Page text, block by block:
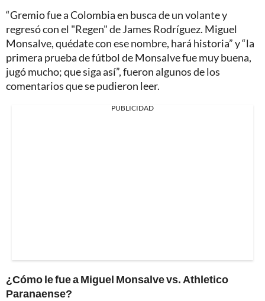
“Gremio fue a Colombia en busca de un volante y
regresó con el "Regen" de James Rodríguez. Miguel
Monsalve, quédate con ese nombre, hará historia” y “la
primera prueba de fútbol de Monsalve fue muy buena,
jugó mucho; que siga así”, fueron algunos de los
comentarios que se pudieron leer.
PUBLICIDAD
¿Cómo le fue a Miguel Monsalve vs. Athletico
Paranaense?